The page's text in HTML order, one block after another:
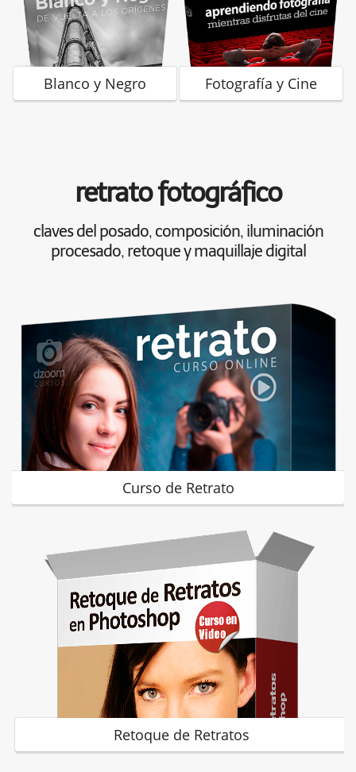
Blanco y Negro Fotografía y Cine
retrato fotográfico
claves del posado, composición, iluminación
procesado, retoque y maquillaje digital
Curso de Retrato
Retoque de Retratos